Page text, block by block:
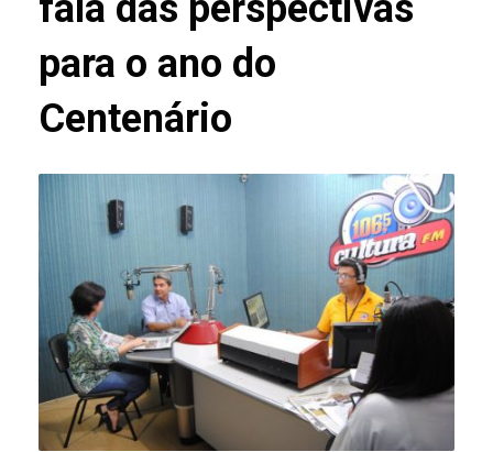
para o ano do
Centenário